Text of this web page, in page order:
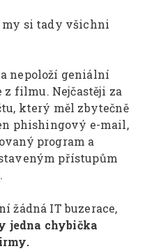
my si tady všichni
nepoloží geniální
z filmu. Nejčastěji za
který měl zbytečně
phishingový e-mail,
program a
přístupům
žádná IT buzerace,
jedna chybička